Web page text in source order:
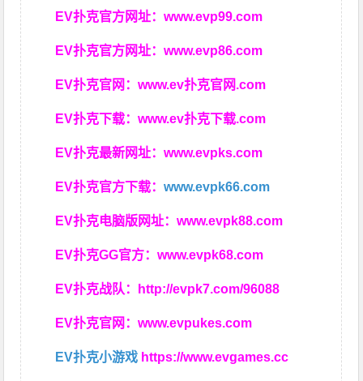
EV扑克官方网址：www.evp99.com
EV扑克官方网址：www.evp86.com
EV扑克官网：www.ev扑克官网.com
EV扑克下载：www.ev扑克下载.com
EV扑克最新网址：www.evpks.com
EV扑克官方下载：www.evpk66.com
EV扑克电脑版网址：www.evpk88.com
EV扑克GG官方：www.evpk68.com
EV扑克战队： http://evpk7.com/96088
EV扑克官网：www.evpukes.com
EV扑克小游戏 https://www.evgames.cc